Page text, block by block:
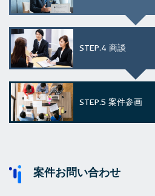
STEP.4 商談
STEP.5 案件参画
案件お問い合わせ